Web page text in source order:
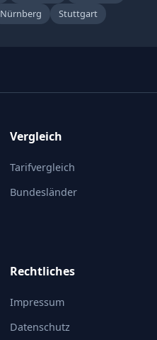
Nürnberg Stuttgart
Vergleich
Tarifvergleich
Bundesländer
Rechtliches
Impressum
Datenschutz